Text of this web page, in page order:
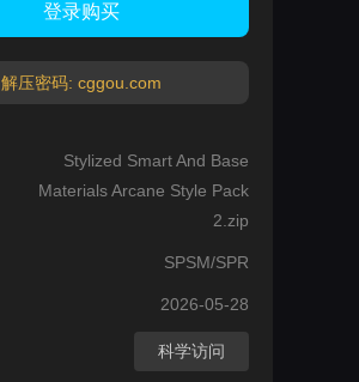
登录购买
解压密码: cggou.com
Stylized Smart And Base
Materials Arcane Style Pack
2.zip
SPSM/SPR
2026-05-28
科学访问